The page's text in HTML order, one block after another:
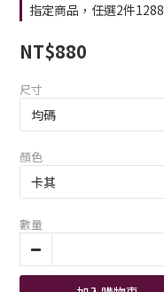
指定商品，任選2件1288
NT$880
尺寸
顏色
數量